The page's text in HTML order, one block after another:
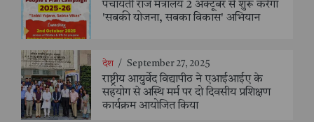
पंचायती राज मंत्रालय 2 अक्टूबर से शुरू करेगा
'सबकी योजना, सबका विकास' अभियान
देश / September 27, 2025
राष्ट्रीय आयुर्वेद विद्यापीठ ने एआईआईए के
सहयोग से अस्थि मर्म पर दो दिवसीय प्रशिक्षण
कार्यक्रम आयोजित किया